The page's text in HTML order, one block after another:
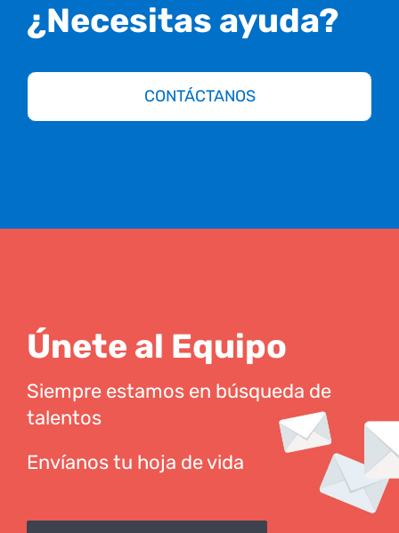
¿Necesitas ayuda?
CONTÁCTANOS
Únete al Equipo
Siempre estamos en búsqueda de
talentos
Envíanos tu hoja de vida